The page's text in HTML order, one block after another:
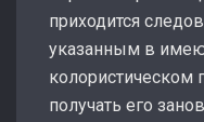
приходится
указанным в
колористическом
получать его